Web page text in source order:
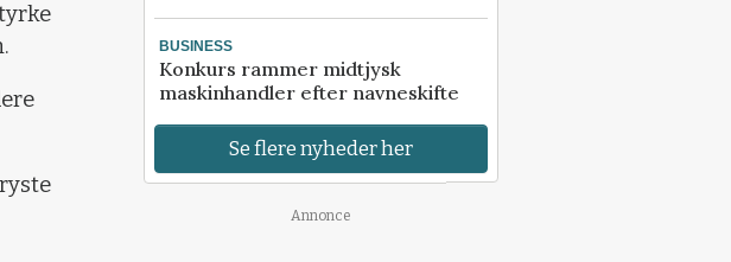
BUSINESS
Konkurs rammer midtjysk
maskinhandler efter navneskifte
Se flere nyheder her
Annonce